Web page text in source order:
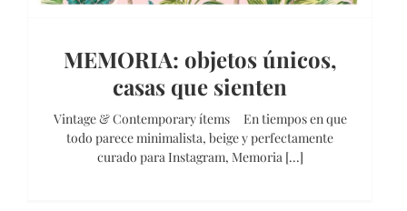
MEMORIA: objetos únicos,
casas que sienten
Vintage & Contemporary ítems En tiempos en que
todo parece minimalista, beige y perfectamente
curado para Instagram, Memoria [...]